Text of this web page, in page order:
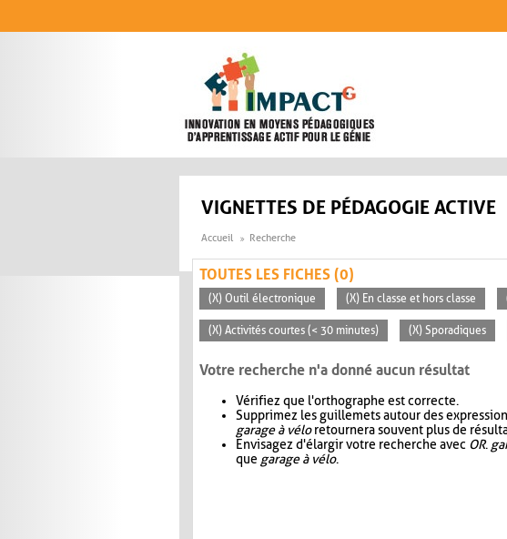
VIGNETTES DE PÉDAGOGIE ACTIVE
Accueil Recherche
TOUTES LES FICHES (0)
(X) Outil électronique (X) En classe et hors classe
(X) Activités courtes (< 30 minutes) (X) Sporadiques
Votre recherche n'a donné aucun résultat
Vérifiez que l'orthographe est correcte.
Supprimez les guillemets autour des
garage à véloretournera souvent plus de
Envisagez d'élargir votre recherche avec OR.
que garage à vélo.